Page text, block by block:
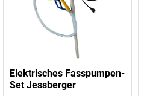
Elektrisches Fasspumpen-
Set Jessberger